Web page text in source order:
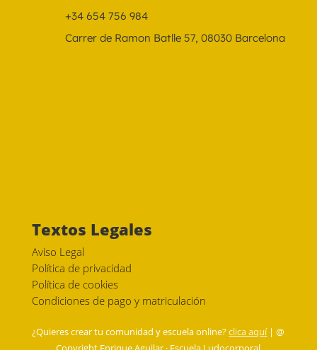
+34 654 756 984
Carrer de Ramon Batlle 57, 08030 Barcelona
Textos Legales
Aviso Legal
Política de privacidad
Política de cookies
Condiciones de pago y matriculación
¿Quieres crear tu comunidad y escuela online?clica aquí| @